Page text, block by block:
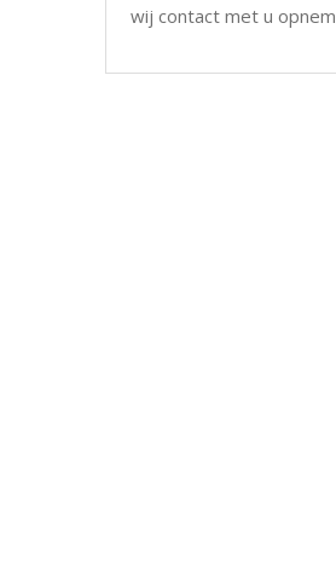
wij contact met u